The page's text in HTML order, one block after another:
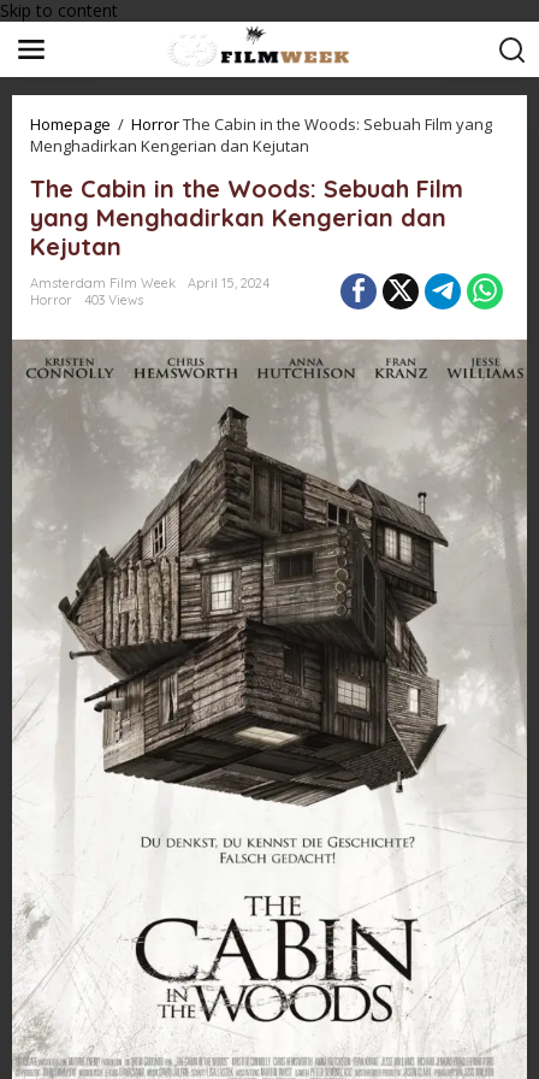
Skip to content
Homepage / HorrorThe Cabin in the Woods: Sebuah Film yang
Menghadirkan Kengerian dan Kejutan
The Cabin in the Woods: Sebuah Film
yang Menghadirkan Kengerian dan
Kejutan
Amsterdam Film Week
April 15, 2024
Horror
403 Views